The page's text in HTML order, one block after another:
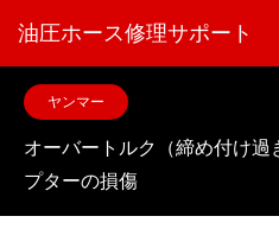
油圧ホース修理サポート
ヤンマー
オーバートルク（締め付け
プターの損傷